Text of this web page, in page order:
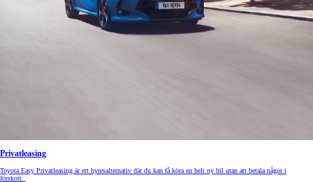
Privatleasing
Toyota Easy Privatleasing är ett hyresalternativ där du kan få köra en helt ny bil utan att betala något i
förskott.